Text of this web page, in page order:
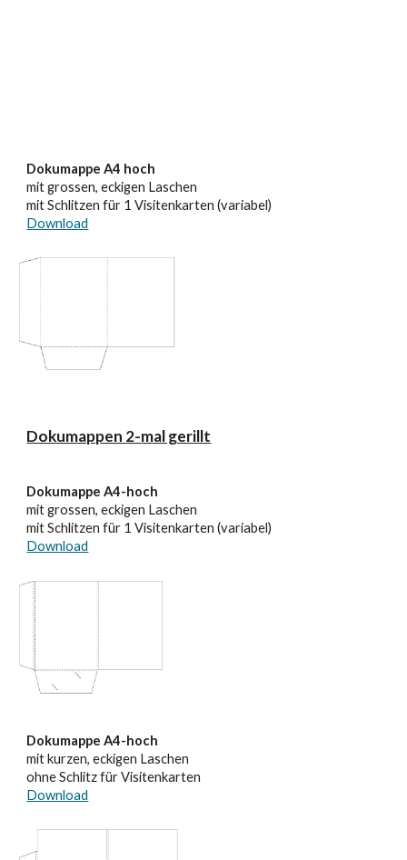
Dokumappe A4 hoch
mit grossen, eckigen Laschen
mit Schlitzen für 1 Visitenkarten (variabel)
Download
Dokumappen 2-mal gerillt
Dokumappe A4-hoch
mit grossen, eckigen Laschen
mit Schlitzen für 1 Visitenkarten (variabel)
Download
Dokumappe A4-hoch
mit kurzen, eckigen Laschen
ohne Schlitz für Visitenkarten
Download